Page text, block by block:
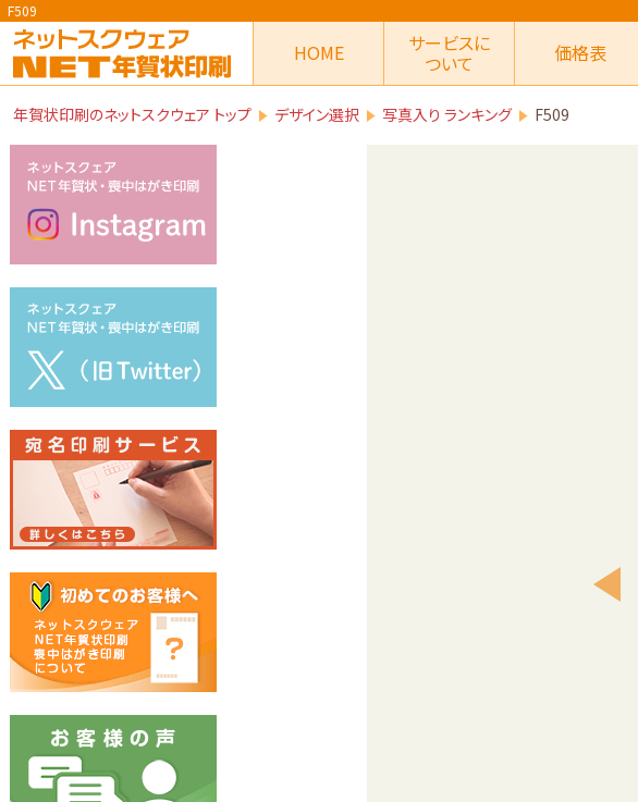
F509
HOME サービスに
ついて 価格表
年賀状印刷のネットスクウェア トップ デザイン選択 写真入り ランキング F509